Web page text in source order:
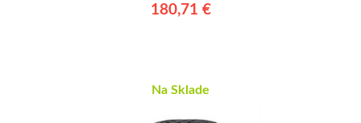
180,71 €
Na Sklade